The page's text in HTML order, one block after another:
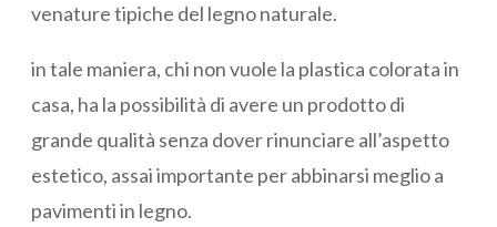
venature tipiche del legno naturale.
in tale maniera, chi non vuole la plastica colorata in
casa, ha la possibilità di avere un prodotto di
grande qualità senza dover rinunciare all’aspetto
estetico, assai importante per abbinarsi meglio a
pavimenti in legno.